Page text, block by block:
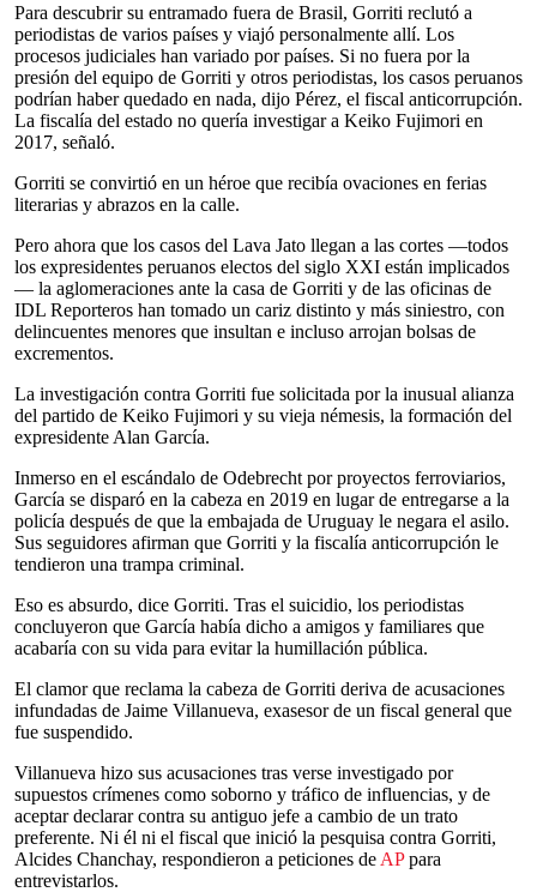
Para descubrir su entramado fuera de Brasil, Gorriti reclutó a
periodistas de varios países y viajó personalmente allí. Los
procesos judiciales han variado por países. Si no fuera por la
presión del equipo de Gorriti y otros periodistas, los casos peruanos
podrían haber quedado en nada, dijo Pérez, el fiscal anticorrupción.
La fiscalía del estado no quería investigar a Keiko Fujimori en
2017, señaló.
Gorriti se convirtió en un héroe que recibía ovaciones en ferias
literarias y abrazos en la calle.
Pero ahora que los casos del Lava Jato llegan a las cortes —todos
los expresidentes peruanos electos del siglo XXI están implicados
— la aglomeraciones ante la casa de Gorriti y de las oficinas de
IDL Reporteros han tomado un cariz distinto y más siniestro, con
delincuentes menores que insultan e incluso arrojan bolsas de
excrementos.
La investigación contra Gorriti fue solicitada por la inusual alianza
del partido de Keiko Fujimori y su vieja némesis, la formación del
expresidente Alan García.
Inmerso en el escándalo de Odebrecht por proyectos ferroviarios,
García se disparó en la cabeza en 2019 en lugar de entregarse a la
policía después de que la embajada de Uruguay le negara el asilo.
Sus seguidores afirman que Gorriti y la fiscalía anticorrupción le
tendieron una trampa criminal.
Eso es absurdo, dice Gorriti. Tras el suicidio, los periodistas
concluyeron que García había dicho a amigos y familiares que
acabaría con su vida para evitar la humillación pública.
El clamor que reclama la cabeza de Gorriti deriva de acusaciones
infundadas de Jaime Villanueva, exasesor de un fiscal general que
fue suspendido.
Villanueva hizo sus acusaciones tras verse investigado por
supuestos crímenes como soborno y tráfico de influencias, y de
aceptar declarar contra su antiguo jefe a cambio de un trato
preferente. Ni él ni el fiscal que inició la pesquisa contra Gorriti,
Alcides Chanchay, respondieron a peticiones de APpara
entrevistarlos.